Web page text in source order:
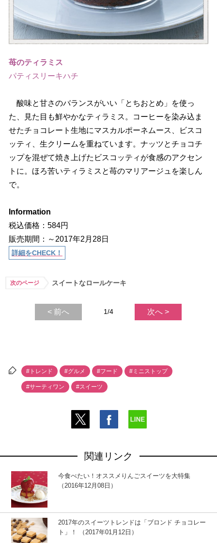
苺のティラミス
パティスリーキハチ
酸味と甘さのバランスがいい「とちおとめ」を使っ
た、見た目も鮮やかなティラミス。コーヒーを染み込ま
せたチョコレート生地にマスカルポーネムース、ビスコ
ッティ、生クリームを重ねています。ナッツとチョコチ
ップを混ぜて焼き上げたビスコッティが食感のアクセン
トに。ほろ苦いティラミスと苺のマリアージュを楽しん
で。
Information
税込価格：584円
販売期間：～2017年2月28日
詳細をCHECK！
次のページ スイートなロールケーキ
< 前へ 1/4 次へ >
#トレンド #グルメ #フード #ミニストップ
#サーティワン #スイーツ
関連リンク
今食べたい！オススメりんごスイーツを大特集
（2016年12月08日）
2017年のスイーツトレンドは「ブロンド チョコレー
ト」！ （2017年01月12日）